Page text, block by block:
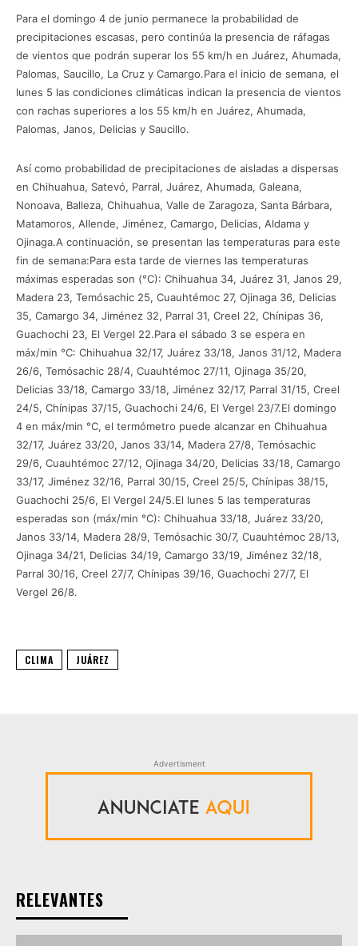
Para el domingo 4 de junio permanece la probabilidad de
precipitaciones escasas, pero continúa la presencia de ráfagas
de vientos que podrán superar los 55 km/h en Juárez, Ahumada,
Palomas, Saucillo, La Cruz y Camargo.Para el inicio de semana, el
lunes 5 las condiciones climáticas indican la presencia de vientos
con rachas superiores a los 55 km/h en Juárez, Ahumada,
Palomas, Janos, Delicias y Saucillo.
Así como probabilidad de precipitaciones de aisladas a dispersas
en Chihuahua, Satevó, Parral, Juárez, Ahumada, Galeana,
Nonoava, Balleza, Chihuahua, Valle de Zaragoza, Santa Bárbara,
Matamoros, Allende, Jiménez, Camargo, Delicias, Aldama y
Ojinaga.A continuación, se presentan las temperaturas para este
fin de semana:Para esta tarde de viernes las temperaturas
máximas esperadas son (°C): Chihuahua 34, Juárez 31, Janos 29,
Madera 23, Temósachic 25, Cuauhtémoc 27, Ojinaga 36, Delicias
35, Camargo 34, Jiménez 32, Parral 31, Creel 22, Chínipas 36,
Guachochi 23, El Vergel 22.Para el sábado 3 se espera en
máx/min °C: Chihuahua 32/17, Juárez 33/18, Janos 31/12, Madera
26/6, Temósachic 28/4, Cuauhtémoc 27/11, Ojinaga 35/20,
Delicias 33/18, Camargo 33/18, Jiménez 32/17, Parral 31/15, Creel
24/5, Chínipas 37/15, Guachochi 24/6, El Vergel 23/7.El domingo
4 en máx/min °C, el termómetro puede alcanzar en Chihuahua
32/17, Juárez 33/20, Janos 33/14, Madera 27/8, Temósachic
29/6, Cuauhtémoc 27/12, Ojinaga 34/20, Delicias 33/18, Camargo
33/17, Jiménez 32/16, Parral 30/15, Creel 25/5, Chínipas 38/15,
Guachochi 25/6, El Vergel 24/5.El lunes 5 las temperaturas
esperadas son (máx/min °C): Chihuahua 33/18, Juárez 33/20,
Janos 33/14, Madera 28/9, Temósachic 30/7, Cuauhtémoc 28/13,
Ojinaga 34/21, Delicias 34/19, Camargo 33/19, Jiménez 32/18,
Parral 30/16, Creel 27/7, Chínipas 39/16, Guachochi 27/7, El
Vergel 26/8.
CLIMA JUÁREZ
Advertisment
RELEVANTES